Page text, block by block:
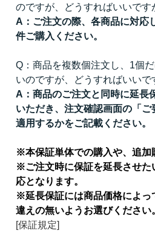
のですが、どうすればいいです
A：ご注文の際、各商品に対応
件ご購入ください。
Q：商品を複数個注文し、1個
いのですが、どうすればいいで
A：商品のご注文と同時に延長
いただき、注文確認画面の「
適用するかをご記載ください。
※本保証単体での購入や、追加
※ご注文時に保証を延長させた
応となります。
※延長保証には商品価格によっ
違えの無いようお選びください
[保証規定]